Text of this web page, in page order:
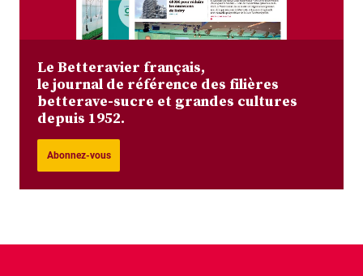
Le Betteravier français,
le journal de référence des filières
betterave-sucre et grandes cultures
depuis 1952.
Abonnez-vous